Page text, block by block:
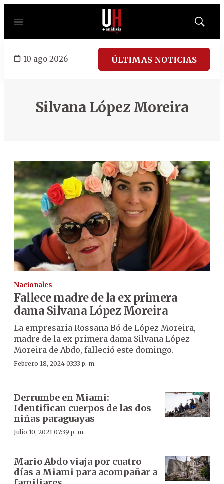
Menú
Mostrar
10 ago 2026 ÚLTIMAS NOTICIAS
Silvana López Moreira
Nacionales
Fallece madre de la ex primera
dama Silvana López Moreira
La empresaria Rossana Bó de López Moreira,
madre de la ex primera dama Silvana López
Moreira de Abdo, falleció este domingo.
Febrero 18, 2024 03:33 p. m.
Derrumbe en Miami:
Identifican cuerpos de las dos
niñas paraguayas
Julio 10, 2021 07:39 p. m.
Mario Abdo viaja por cuatro
días a Miami para acompañar a